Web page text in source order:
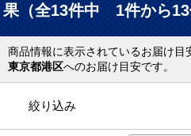
果（全13件中 1件から13
商品情報に表示されているお届け目
東京都港区へのお届け目安です。
絞り込み